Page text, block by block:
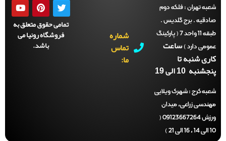
تهران :فلکه دوم
. برج گلدیس .
طبقه 11 واحد 7 ( پارکینگ
دارد )ساعت
شنبه تا
10 الی 19
کرج :شهرک ویلایی
زراعی، میدان
ورزش 09123667264 (
شماره
تماس
تمامی حقوق متعلق به
فروشگاه رونیا می
باشد.